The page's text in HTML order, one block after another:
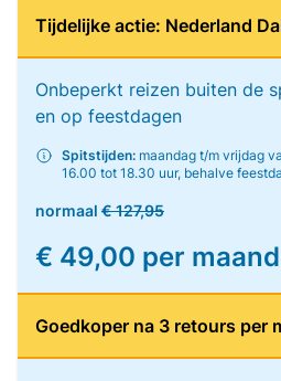
Tijdelijke actie: Nederland
Onbeperkt reizen buiten de
en op feestdagen
Spitstijden: maandag t/m vrijdag
16.00 tot 18.30 uur, behalve
normaal € 127,95
€ 49,00 per maand
Goedkoper na 3 retours per